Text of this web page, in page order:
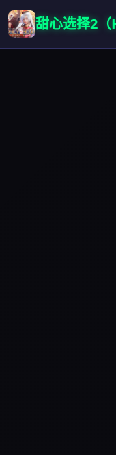
甜心选择2（